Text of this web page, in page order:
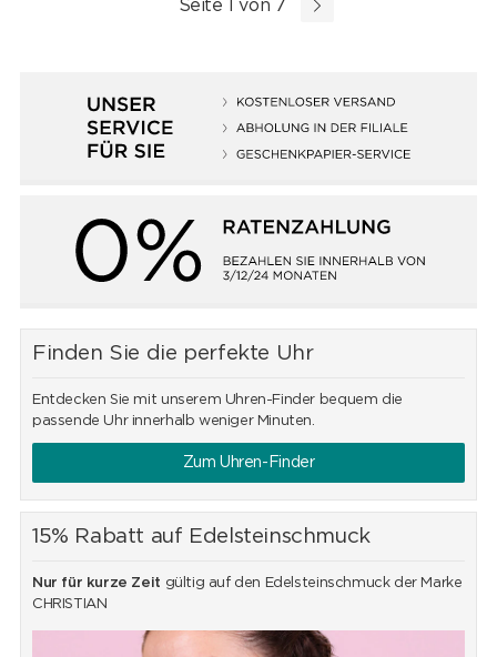
Seite 1 von 7
Finden Sie die perfekte Uhr
Entdecken Sie mit unserem Uhren-Finder bequem die
passende Uhr innerhalb weniger Minuten.
Zum Uhren-Finder
15% Rabatt auf Edelsteinschmuck
Nur für kurze Zeit gültig auf den Edelsteinschmuck der Marke
CHRISTIAN